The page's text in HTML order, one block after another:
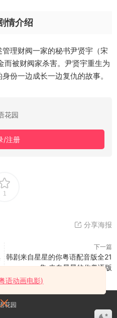
情介绍
理财阀一家的秘书尹贤宇（宋
而被财阀家杀害。尹贤宇重生为
份一边成长一边复仇的故事。
花园
/注册
1
分享海报
下一篇
韩剧来自星星的你粤语配音版全21
集 来自星星的你粤语版
花园
语动画电影)